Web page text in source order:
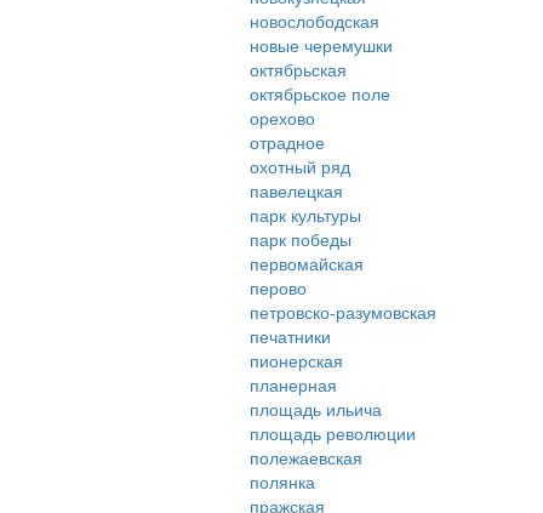
новослободская
новые черемушки
октябрьская
октябрьское поле
орехово
отрадное
охотный ряд
павелецкая
парк культуры
парк победы
первомайская
перово
петровско-разумовская
печатники
пионерская
планерная
площадь ильича
площадь революции
полежаевская
полянка
пражская